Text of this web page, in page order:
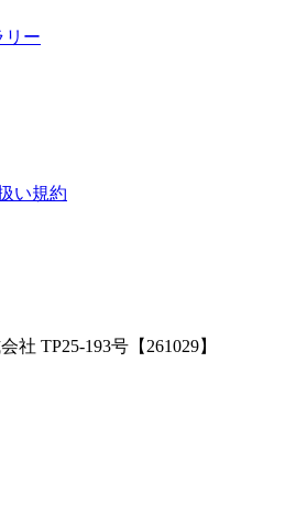
い規約
TP25-193号【261029】